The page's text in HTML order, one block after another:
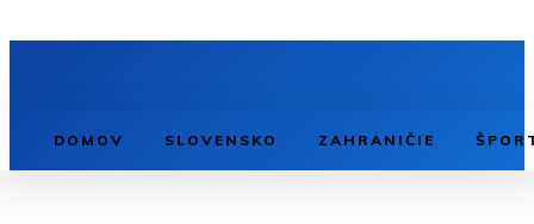
DOMOV SLOVENSKO ZAHRANIČIE